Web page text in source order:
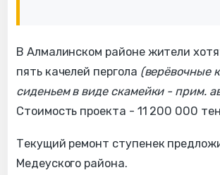
В Алмалинском районе жители
пять качелей пергола (верёвочные
сиденьем в виде скамейки - прим.
Стоимость проекта - 11 200 000
Текущий ремонт ступенек
Медеуского района.